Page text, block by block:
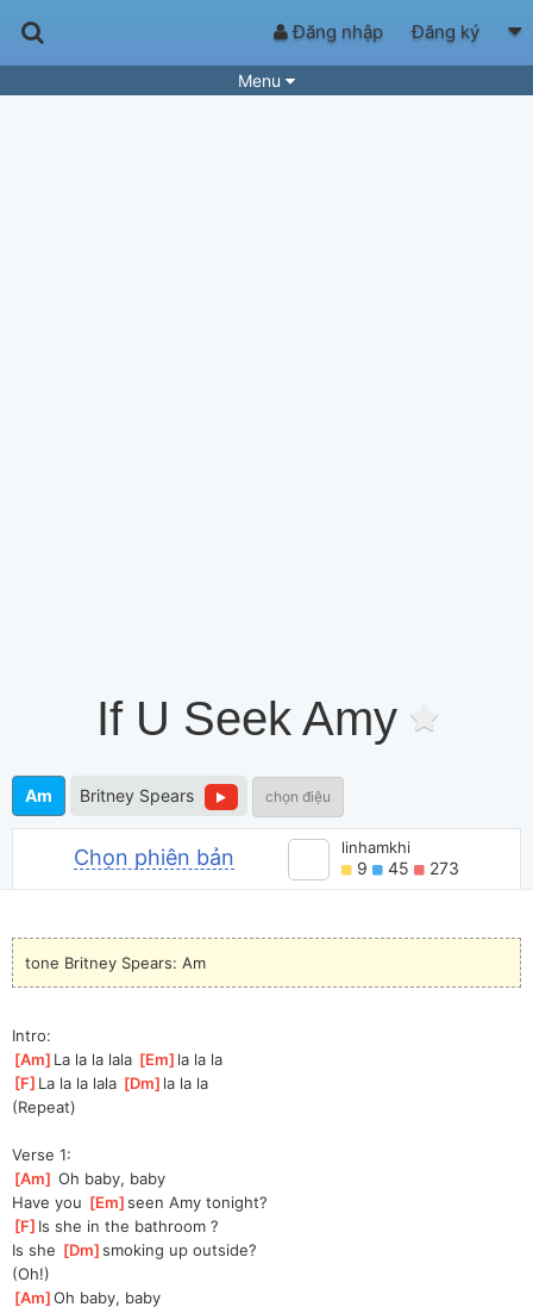
Đăng nhập Đăng ký
Menu
If U Seek Amy
Am Britney Spears chọn điệu
Chọn phiên bản linhamkhi
9 45 273
tone Britney Spears: Am
Intro:
[Am ]La la la lala [Em ]la la la
[F ]La la la lala [Dm ]la la la
(Repeat)
Verse 1:
[Am ] Oh baby, baby
Have you [Em ]
seen Amy tonight?
[F ]Is she in the bathroom ?
Is she [Dm ]
smoking up outside?
(Oh!)
[Am ]
Oh baby, baby